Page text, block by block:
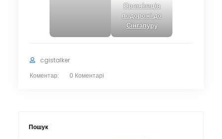
Організація
подорожі до
Сінгапуру
cgistalker
Коментар:
0 Коментарі
Пошук